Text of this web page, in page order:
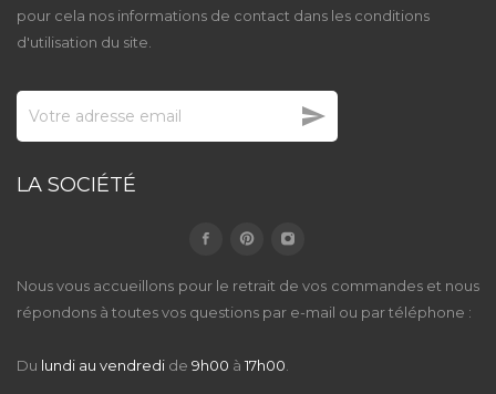
pour cela nos informations de contact dans les conditions
d'utilisation du site.

LA SOCIÉTÉ
Nous vous accueillons pour le retrait de vos commandes et nous
répondons à toutes vos questions par e-mail ou par téléphone :
Du lundi au vendredi de 9h00 à 17h00